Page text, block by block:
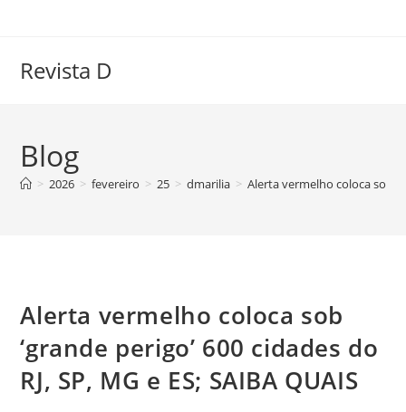
conteúdo
Revista D
Blog
> 2026 > fevereiro > 25 > dmarilia > Alerta vermelho coloca sob
Alerta vermelho coloca sob
‘grande perigo’ 600 cidades do
RJ, SP, MG e ES; SAIBA QUAIS